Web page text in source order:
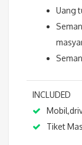
Uang
INCLUDED
Tiket